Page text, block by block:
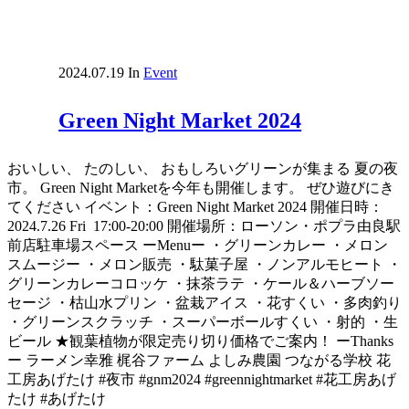
2024.07.19 In Event
Green Night Market 2024
おいしい、 たのしい、 おもしろいグリーンが集まる 夏の夜
市。 Green Night Marketを今年も開催します。 ぜひ遊びにき
てください イベント：Green Night Market 2024 開催日時：
2024.7.26 Fri 17:00-20:00 開催場所：ローソン・ポプラ由良駅
前店駐車場スペース ーMenuー ・グリーンカレー ・メロン
スムージー ・メロン販売 ・駄菓子屋 ・ノンアルモヒート ・
グリーンカレーコロッケ ・抹茶ラテ ・ケール＆ハーブソー
セージ ・枯山水プリン ・盆栽アイス ・花すくい ・多肉釣り
・グリーンスクラッチ ・スーパーボールすくい ・射的 ・生
ビール ★観葉植物が限定売り切り価格でご案内！ ーThanks
ー ラーメン幸雅 梶谷ファーム よしみ農園 つながる学校 花
工房あげたけ #夜市 #gnm2024 #greennightmarket #花工房あげ
たけ #あげたけ